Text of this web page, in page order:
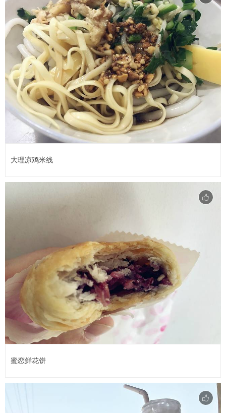
大理凉鸡米线
蜜恋鲜花饼